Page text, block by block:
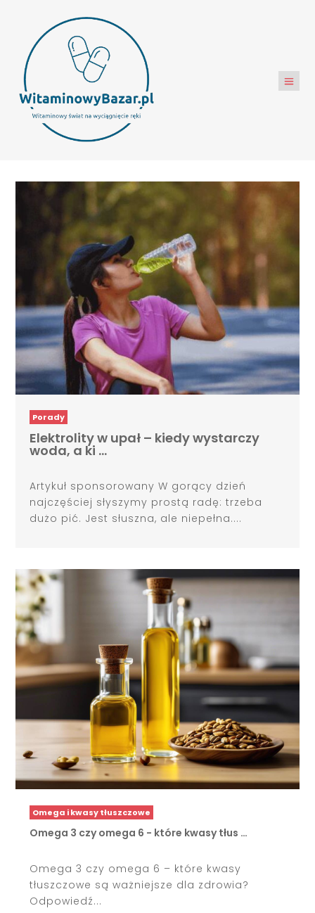
Porady
Elektrolity w upał – kiedy wystarczy
woda, a ki …
Artykuł sponsorowany W gorący dzień
najczęściej słyszymy prostą radę: trzeba
dużo pić. Jest słuszna, ale niepełna....
Omega i kwasy tłuszczowe
Omega 3 czy omega 6 - które kwasy tłus …
Omega 3 czy omega 6 – które kwasy
tłuszczowe są ważniejsze dla zdrowia?
Odpowiedź...